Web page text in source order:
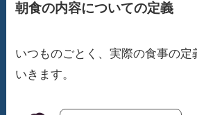
朝食の内容についての定義
いつものごとく、実際の食事の定
いきます。